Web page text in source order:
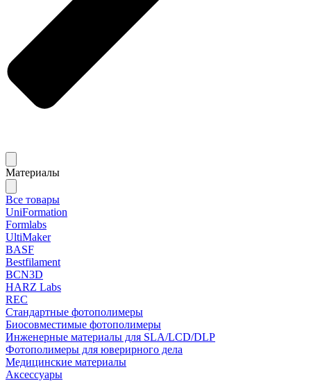
Материалы
Все товары
UniFormation
Formlabs
UltiMaker
BASF
Bestfilament
BCN3D
HARZ Labs
REC
Стандартные фотополимеры
Биосовместимые фотополимеры
Инженерные материалы для SLA/LCD/DLP
Фотополимеры для юверирного дела
Медицинские материалы
Аксессуары